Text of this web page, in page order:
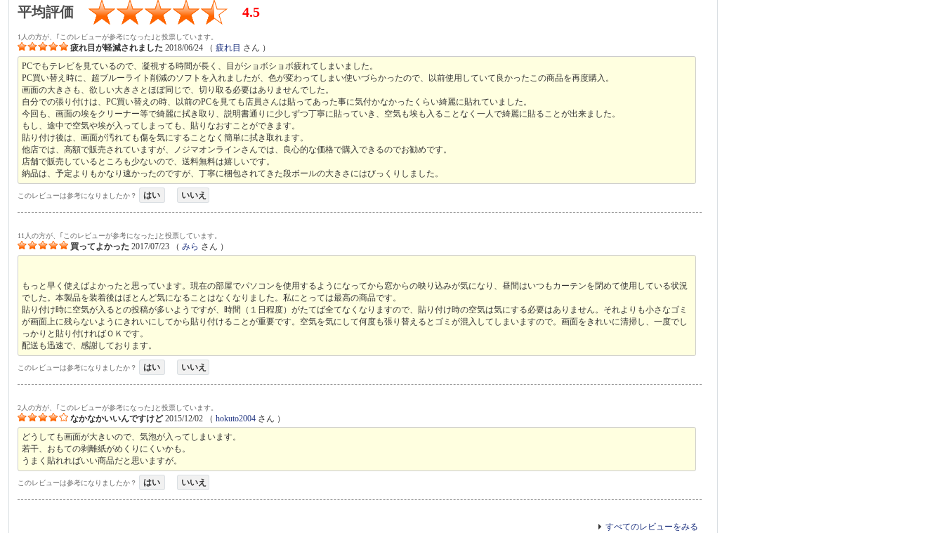
平均評価 4.5
1人の方が、｢このレビューが参考になった｣と投票しています。
疲れ目が軽減されました 2018/06/24 （疲れ目 さん ）
PCでもテレビを見ているので、凝視する時間が長く、目がショボショボ疲れてしまいました。
PC買い替え時に、超ブルーライト削減のソフトを入れましたが、色が変わってしまい使いづらかったので、以前使用していて良かったこの商品を再度購入。
画面の大きさも、欲しい大きさとほぼ同じで、切り取る必要はありませんでした。
自分での張り付けは、PC買い替えの時、以前のPCを見ても店員さんは貼ってあった事に気付かなかったくらい綺麗に貼れていました。
今回も、画面の埃をクリーナー等で綺麗に拭き取り、説明書通りに少しずつ丁寧に貼っていき、空気も埃も入ることなく一人で綺麗に貼ることが出来ました。
もし、途中で空気や埃が入ってしまっても、貼りなおすことができます。
貼り付け後は、画面が汚れても傷を気にすることなく簡単に拭き取れます。
他店では、高額で販売されていますが、ノジマオンラインさんでは、良心的な価格で購入できるのでお勧めです。
店舗で販売しているところも少ないので、送料無料は嬉しいです。
納品は、予定よりもかなり速かったのですが、丁寧に梱包されてきた段ボールの大きさにはびっくりしました。
このレビューは参考になりましたか？ はい いいえ
11人の方が、｢このレビューが参考になった｣と投票しています。
買ってよかった 2017/07/23 （みら さん ）
もっと早く使えばよかったと思っています。現在の部屋でパソコンを使用するようになってから窓からの映り込みが気になり、昼間はいつもカーテンを閉めて使用している状況
でした。本製品を装着後はほとんど気になることはなくなりました。私にとっては最高の商品です。
貼り付け時に空気が入るとの投稿が多いようですが、時間（１日程度）がたてば全てなくなりますので、貼り付け時の空気は気にする必要はありません。それよりも小さなゴミ
が画面上に残らないようにきれいにしてから貼り付けることが重要です。空気を気にして何度も張り替えるとゴミが混入してしまいますので。画面をきれいに清掃し、一度でし
っかりと貼り付ければＯＫです。
配送も迅速で、感謝しております。
このレビューは参考になりましたか？ はい いいえ
2人の方が、｢このレビューが参考になった｣と投票しています。
なかなかいいんですけど 2015/12/02 （hokuto2004 さん ）
どうしても画面が大きいので、気泡が入ってしまいます。
若干、おもての剥離紙がめくりにくいかも。
うまく貼れればいい商品だと思いますが。
このレビューは参考になりましたか？ はい いいえ
すべてのレビューをみる